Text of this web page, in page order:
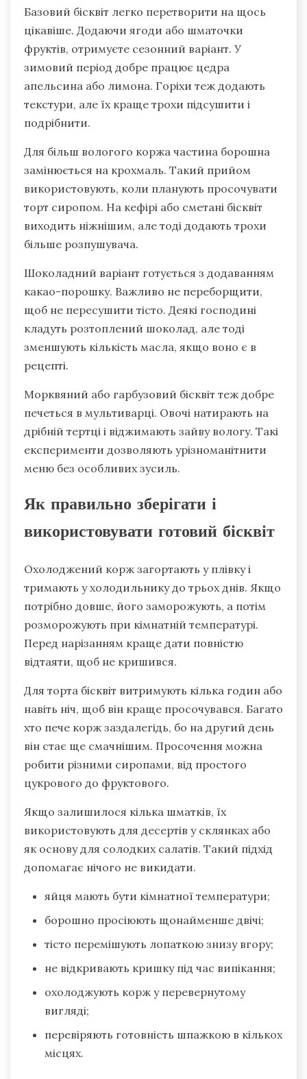
Базовий бісквіт легко перетворити на щось
цікавіше. Додаючи ягоди або шматочки
фруктів, отримуєте сезонний варіант. У
зимовий період добре працює цедра
апельсина або лимона. Горіхи теж додають
текстури, але їх краще трохи підсушити і
подрібнити.
Для більш вологого коржа частина борошна
замінюється на крохмаль. Такий прийом
використовують, коли планують просочувати
торт сиропом. На кефірі або сметані бісквіт
виходить ніжнішим, але тоді додають трохи
більше розпушувача.
Шоколадний варіант готується з додаванням
какао-порошку. Важливо не переборщити,
щоб не пересушити тісто. Деякі господині
кладуть розтоплений шоколад, але тоді
зменшують кількість масла, якщо воно є в
рецепті.
Морквяний або гарбузовий бісквіт теж добре
печеться в мультиварці. Овочі натирають на
дрібній тертці і віджимають зайву вологу. Такі
експерименти дозволяють урізноманітнити
меню без особливих зусиль.
Як правильно зберігати і
використовувати готовий бісквіт
Охолоджений корж загортають у плівку і
тримають у холодильнику до трьох днів. Якщо
потрібно довше, його заморожують, а потім
розморожують при кімнатній температурі.
Перед нарізанням краще дати повністю
відтаяти, щоб не кришився.
Для торта бісквіт витримують кілька годин або
навіть ніч, щоб він краще просочувався. Багато
хто пече корж заздалегідь, бо на другий день
він стає ще смачнішим. Просочення можна
робити різними сиропами, від простого
цукрового до фруктового.
Якщо залишилося кілька шматків, їх
використовують для десертів у склянках або
як основу для солодких салатів. Такий підхід
допомагає нічого не викидати.
яйця мають бути кімнатної температури;
борошно просіюють щонайменше двічі;
тісто перемішують лопаткою знизу вгору;
не відкривають кришку під час випікання;
охолоджують корж у перевернутому
вигляді;
перевіряють готовність шпажкою в кількох
місцях.